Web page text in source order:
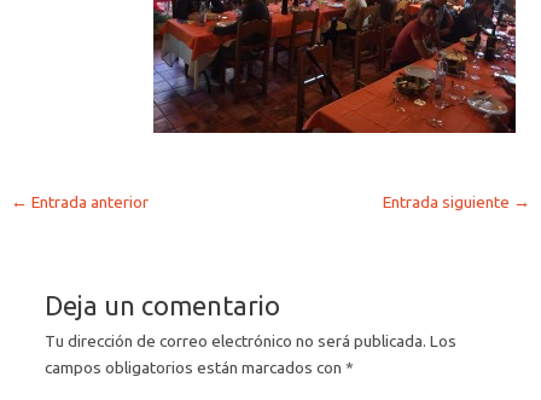
← Entrada anterior Entrada siguiente →
Deja un comentario
Tu dirección de correo electrónico no será publicada. Los
campos obligatorios están marcados con *